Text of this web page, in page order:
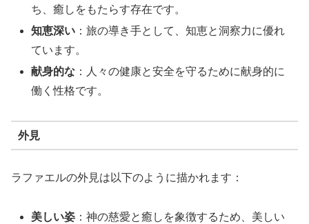
ち、癒しをもたらす存在です。
知恵深い ：旅の導き手として、知恵と洞察力に優れ
ています。
献身的な ：人々の健康と安全を守るために献身的に
働く性格です。
外見
ラファエルの外見は以下のように描かれます：
美しい姿 ：神の慈愛と癒しを象徴するため、美しい